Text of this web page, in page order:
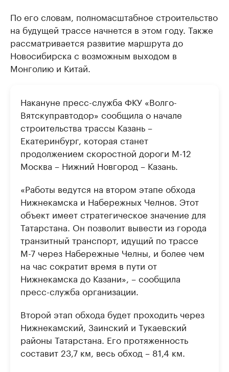
По его словам, полномасштабное строительство
на будущей трассе начнется в этом году. Также
рассматривается развитие маршрута до
Новосибирска с возможным выходом в
Монголию и Китай.
Накануне пресс-служба ФКУ «Волго-
Вятскуправтодор» сообщила о начале
строительства трассы Казань –
Екатеринбург, которая станет
продолжением скоростной дороги М-12
Москва – Нижний Новгород – Казань.
«Работы ведутся на втором этапе обхода
Нижнекамска и Набережных Челнов. Этот
объект имеет стратегическое значение для
Татарстана. Он позволит вывести из города
транзитный транспорт, идущий по трассе
М-7 через Набережные Челны, и более чем
на час сократит время в пути от
Нижнекамска до Казани», – сообщила
пресс-служба организации.
Второй этап обхода будет проходить через
Нижнекамский, Заинский и Тукаевский
районы Татарстана. Его протяженность
составит 23,7 км, весь обход – 81,4 км.